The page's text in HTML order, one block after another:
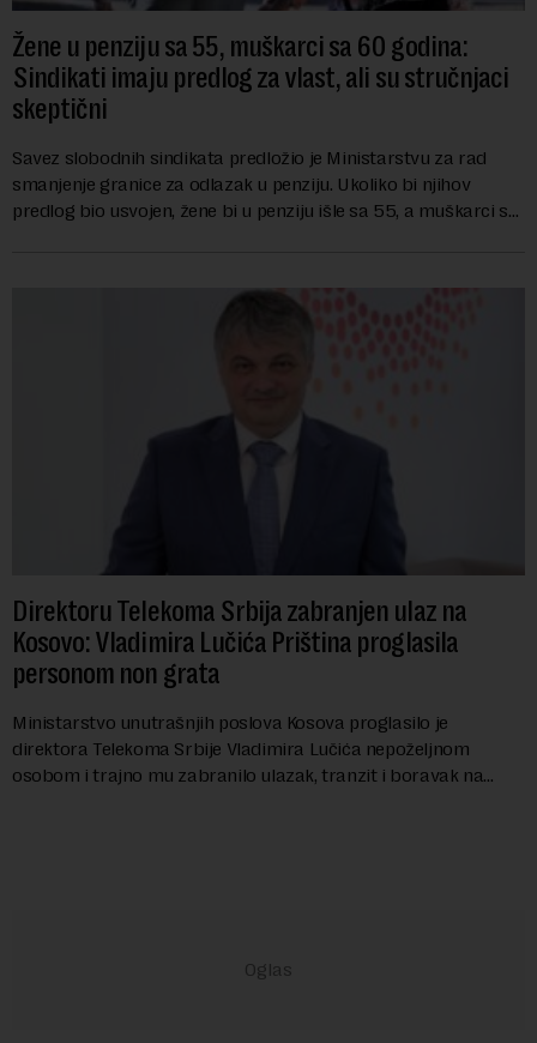
Žene u penziju sa 55, muškarci sa 60 godina:
Sindikati imaju predlog za vlast, ali su stručnjaci
skeptični
Savez slobodnih sindikata predložio je Ministarstvu za rad
smanjenje granice za odlazak u penziju. Ukoliko bi njihov
predlog bio usvojen, žene bi u penziju išle sa 55, a muškarci sa
Direktoru Telekoma Srbija zabranjen ulaz na
Kosovo: Vladimira Lučića Priština proglasila
personom non grata
Ministarstvo unutrašnjih poslova Kosova proglasilo je
direktora Telekoma Srbije Vladimira Lučića nepoželjnom
osobom i trajno mu zabranilo ulazak, tranzit i boravak na